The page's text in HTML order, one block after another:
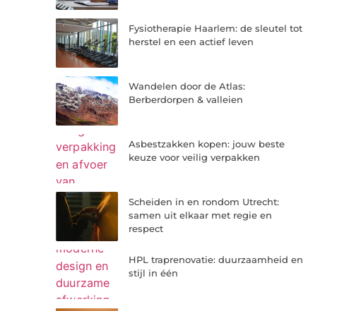
Fysiotherapie Haarlem: de sleutel tot
herstel en een actief leven
Wandelen door de Atlas:
Berberdorpen & valleien
Asbestzakken kopen: jouw beste
keuze voor veilig verpakken
Scheiden in en rondom Utrecht:
samen uit elkaar met regie en
respect
HPL traprenovatie: duurzaamheid en
stijl in één